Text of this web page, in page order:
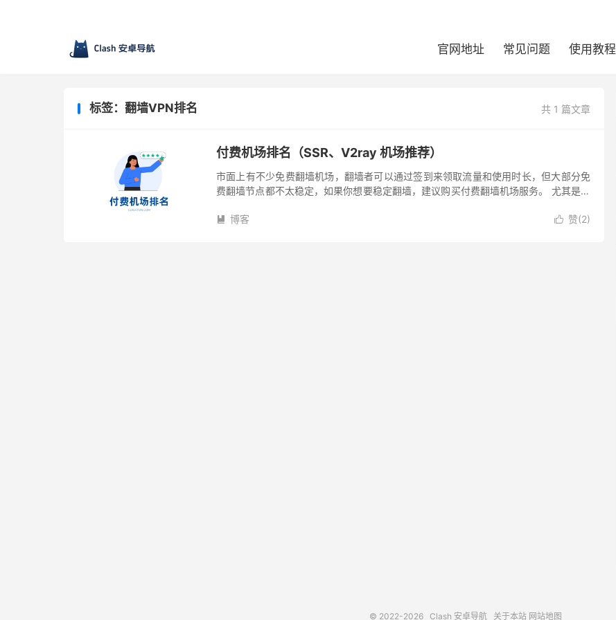
官网地址 常见问题 使用教程
共 1 篇文章
标签：翻墙VPN排名
付费机场排名（SSR、V2ray 机场推荐）
市面上有不少免费翻墙机场，翻墙者可以通过签到来领取流量和使用时长，但大部分免
费翻墙节点都不太稳定，如果你想要稳定翻墙，建议购买付费翻墙机场服务。 尤其是对
海外归国留...
 赞(2)
 博客
© 2022-2026 Clash 安卓导航 关于本站 网站地图